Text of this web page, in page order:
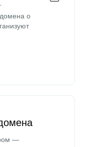
о
—